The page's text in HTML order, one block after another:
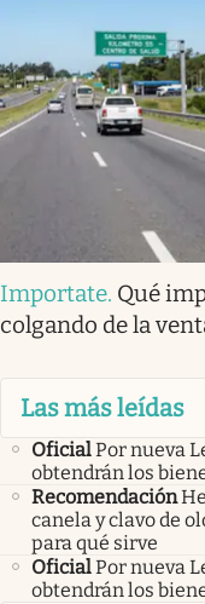
Importate. Qué
colgando de la
Las más leídas
OficialPor nueva
obtendrán los
Recomendación
canela y clavo de
para qué sirve
OficialPor nueva
obtendrán los